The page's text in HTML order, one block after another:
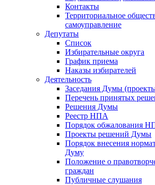
Контакты
Территориальное
самоуправление
Депутаты
Список
Избирательные округа
График приема
Наказы избирателей
Деятельность
Заседания Думы
Перечень принятых
Решения Думы
Реестр НПА
Порядок обжалования
Проекты решений Думы
Порядок внесения
Думу
Положение о
граждан
Публичные слушания